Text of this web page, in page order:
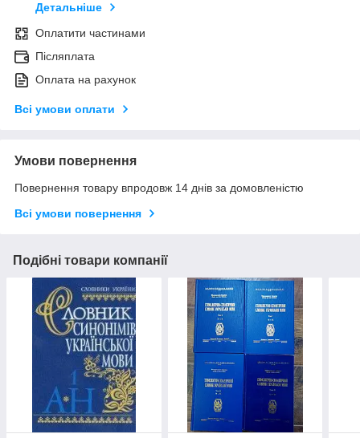
Детальніше
Оплатити частинами
Післяплата
Оплата на рахунок
Всі умови оплати
Умови повернення
Повернення товару впродовж 14 днів за домовленістю
Всі умови повернення
Подібні товари компанії